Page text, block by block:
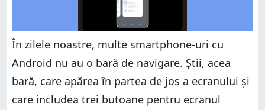
În zilele noastre, multe smartphone-uri cu
Android nu au o bară de navigare. Știi, acea
bară, care apărea în partea de jos a ecranului și
care includea trei butoane pentru ecranul